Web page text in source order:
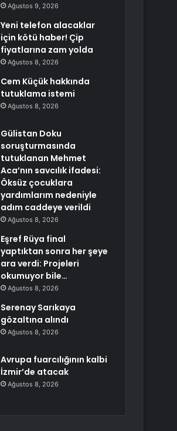
Ağustos 9, 2026
Yeni telefon alacaklar
için kötü haber! Çip
fiyatlarına zam yolda
Ağustos 8, 2026
Cem Küçük hakkında
tutuklama istemi
Ağustos 8, 2026
Gülistan Doku
soruşturmasında
tutuklanan Mehmet
Aca’nın savcılık ifadesi:
Öksüz çocuklara
yardımlarım nedeniyle
adım caddeye verildi
Ağustos 8, 2026
Eşref Rüya final
yaptıktan sonra her şeye
ara verdi: Projeleri
okumuyor bile…
Ağustos 8, 2026
Serenay Sarıkaya
gözaltına alındı
Ağustos 8, 2026
Avrupa fuarcılığının kalbi
İzmir’de atacak
Ağustos 8, 2026